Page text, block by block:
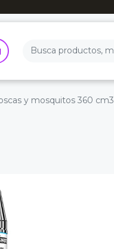
y mosquitos 360 cm3